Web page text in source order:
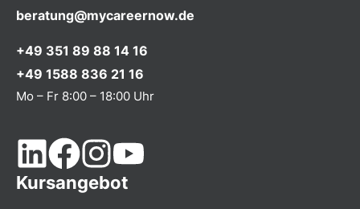
beratung@mycareernow.de
+49 351 89 88 14 16
+49 1588 836 21 16
Mo – Fr 8:00 – 18:00 Uhr
Kursangebot